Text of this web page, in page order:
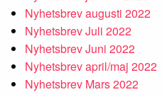
Nyhetsbrev augusti 2022
Nyhetsbrev Juli 2022
Nyhetsbrev Juni 2022
Nyhetsbrev april/maj 2022
Nyhetsbrev Mars 2022